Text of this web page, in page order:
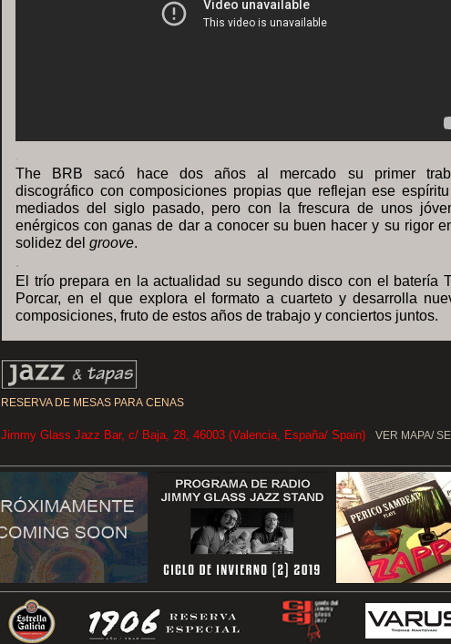
.
The BRB sacó hace dos años al mercado su primer
discográfico con composiciones propias que reflejan ese
mediados del siglo pasado, pero con la frescura de unos
enérgicos con ganas de dar a conocer su buen hacer y su rigor
solidez del groove.
.
El trío prepara en la actualidad su segundo disco con el batería
Porcar, en el que explora el formato a cuarteto y desarrolla
composiciones, fruto de estos años de trabajo y conciertos juntos.
RESERVA DE MESAS PARA CENAS
Jimmy Glass Jazz Bar, c/ Baja, 28, 46003 (Valencia, España/ Spain) VER MAPA/